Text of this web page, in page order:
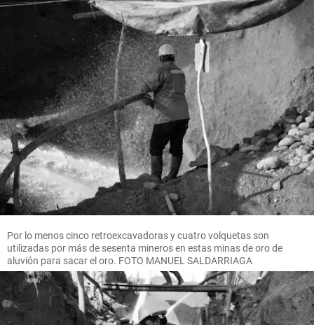
Por lo menos cinco retroexcavadoras y cuatro volquetas son
utilizadas por más de sesenta mineros en estas minas de oro de
aluvión para sacar el oro. FOTO MANUEL SALDARRIAGA